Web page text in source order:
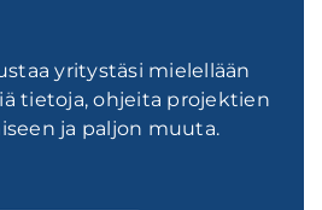
yritystäsi mielellään
tietoja, ohjeita projektien
ja paljon muuta.